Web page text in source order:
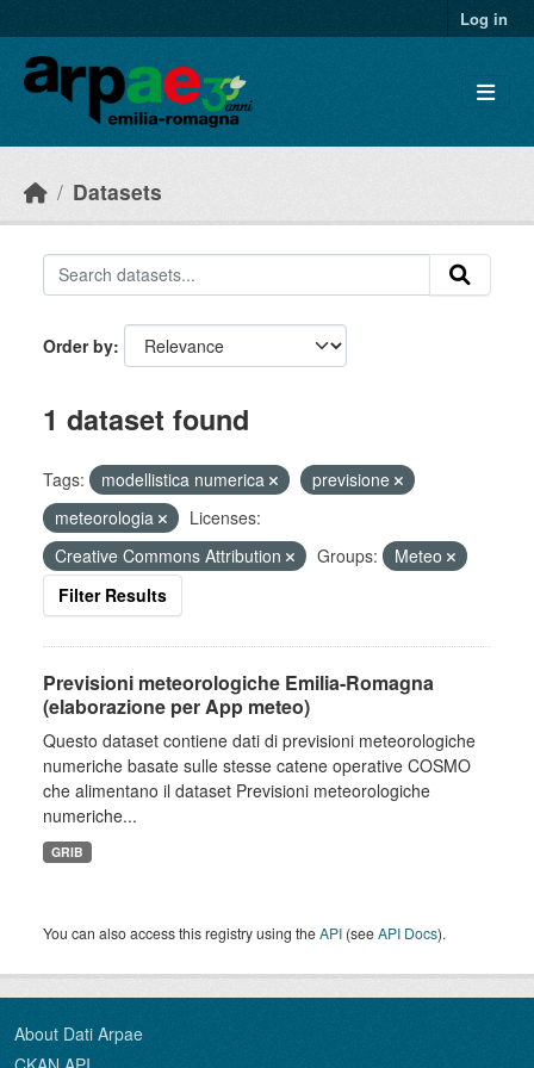
Log in
Datasets
Order by
1 dataset found
Tags: modellistica numerica
previsione
meteorologia
Licenses:
Creative Commons Attribution
Groups:
Meteo
Filter Results
Previsioni meteorologiche Emilia-Romagna
(elaborazione per App meteo)
Questo dataset contiene dati di previsioni meteorologiche
numeriche basate sulle stesse catene operative COSMO
che alimentano il dataset Previsioni meteorologiche
numeriche...
GRIB
You can also access this registry using theAPI (seeAPI Docs).
About Dati Arpae